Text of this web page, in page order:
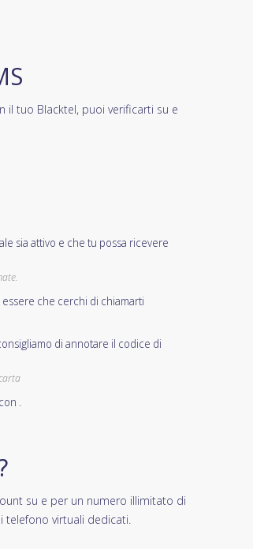
il tuo Blacktel, puoi verificarti su e
sia attivo e che tu possa ricevere
che cerchi di chiamarti
di annotare il codice di
.
su e per un numero illimitato di
telefono virtuali dedicati.